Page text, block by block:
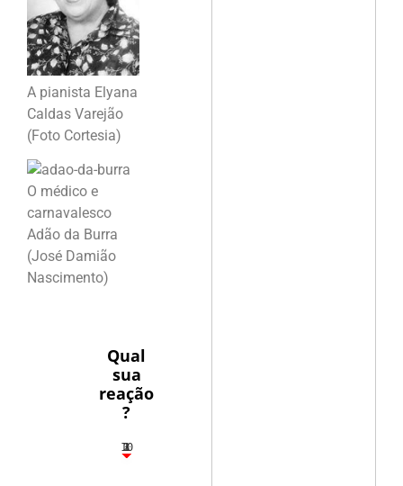
A pianista Elyana
Caldas Varejão
(Foto Cortesia)
O médico e
carnavalesco
Adão da Burra
(José Damião
Nascimento)
Qual
sua
reação
?
3
1
1
2
10